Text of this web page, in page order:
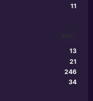
11
13
21
246
34